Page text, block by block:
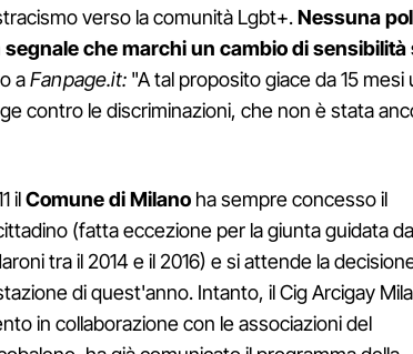
verso la comunità Lgbt+.Nessuna
che marchi un cambio di sensibilità
aFanpage.it:"A tal proposito giace da 15 mesi
contro le discriminazioni, che non è stata
ilComune di Milano ha sempre concesso il
(fatta eccezione per la giunta guidata
tra il 2014 e il 2016) e si attende la
di quest'anno. Intanto, il Cig Arcigay
in collaborazione con le associazioni del